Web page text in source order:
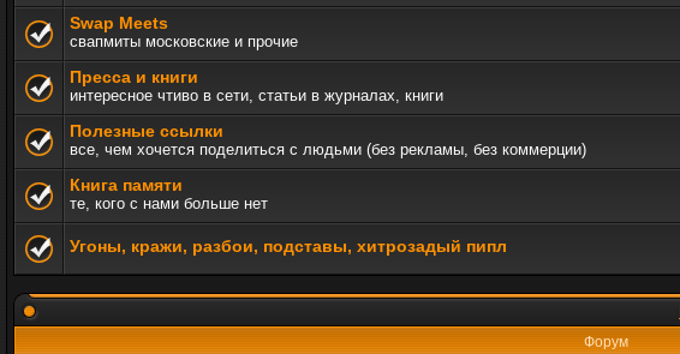
Swap Meets
свапмиты московские и прочие
Пресса и книги
интересное чтиво в сети, статьи в журналах, книги
Полезные ссылки
все, чем хочется поделиться с людьми (без рекламы, без коммерции)
Книга памяти
те, кого с нами больше нет
Угоны, кражи, разбои, подставы, хитрозадый пипл
Форум